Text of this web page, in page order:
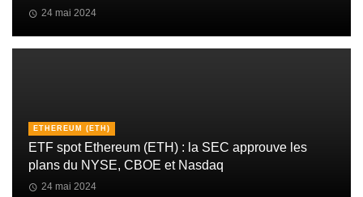
24 mai 2024
ETHEREUM (ETH)
ETF spot Ethereum (ETH) : la SEC approuve les
plans du NYSE, CBOE et Nasdaq
24 mai 2024